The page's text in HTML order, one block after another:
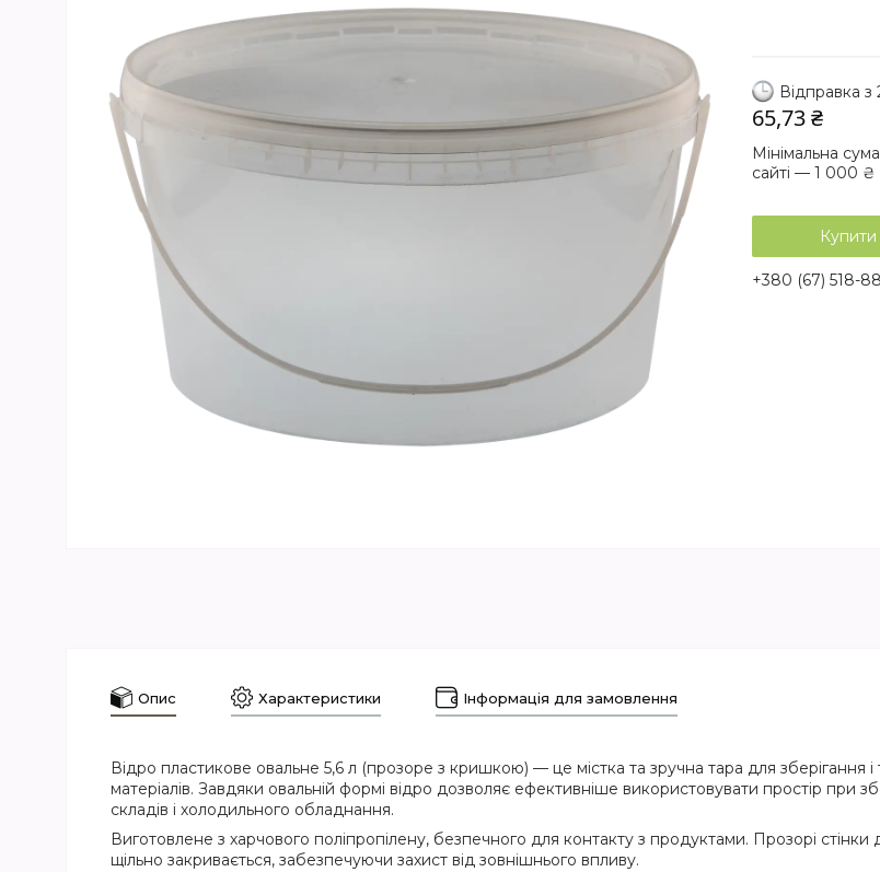
Відправка
65,73 ₴
Мінімальна
сайті — 1 000 ₴
Купити
+380 (67) 518-
Опис Характеристики Інформація для замовлення
Відро пластикове овальне 5,6 л (прозоре з кришкою) — це містка та зручна тара для зберігання
матеріалів. Завдяки овальній формі відро дозволяє ефективніше використовувати простір при
складів і холодильного обладнання.
Виготовлене з харчового поліпропілену, безпечного для контакту з продуктами. Прозорі
щільно закривається, забезпечуючи захист від зовнішнього впливу.